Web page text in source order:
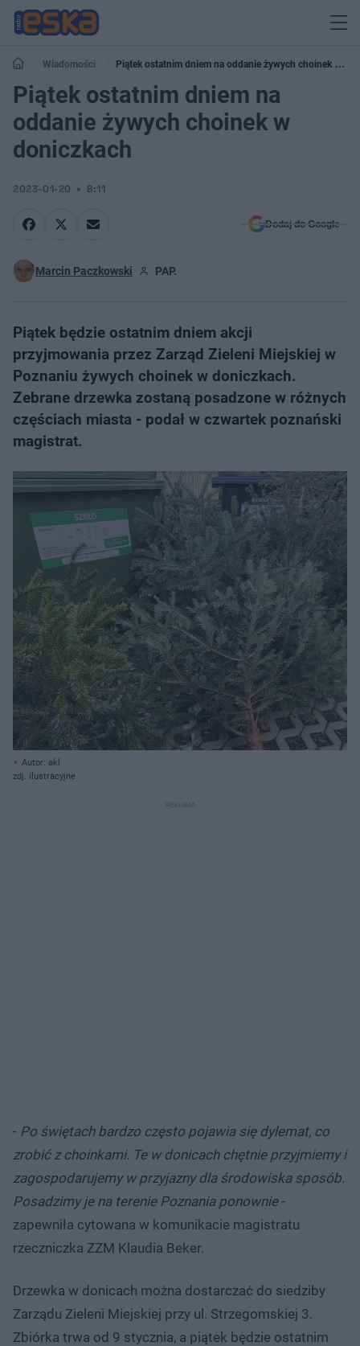
Wiadomości
Piątek ostatnim dniem na oddanie żywych choinek w
doniczkach
Piątek ostatnim dniem na
oddanie żywych choinek w
doniczkach
2023-01-20 8:11
Dodaj do Google
Marcin Paczkowski PAP.
Piątek będzie ostatnim dniem akcji
przyjmowania przez Zarząd Zieleni Miejskiej w
Poznaniu żywych choinek w doniczkach.
Zebrane drzewka zostaną posadzone w różnych
częściach miasta - podał w czwartek poznański
magistrat.
Autor: akl
zdj. ilustracyjne
- Po świętach bardzo często pojawia się dylemat, co
zrobić z choinkami. Te w donicach chętnie przyjmiemy i
zagospodarujemy w przyjazny dla środowiska sposób.
Posadzimy je na terenie Poznania ponownie-
zapewniła cytowana w komunikacie magistratu
rzeczniczka ZZM Klaudia Beker.
Drzewka w donicach można dostarczać do siedziby
Zarządu Zieleni Miejskiej przy ul. Strzegomskiej 3.
Zbiórka trwa od 9 stycznia, a piątek będzie ostatnim